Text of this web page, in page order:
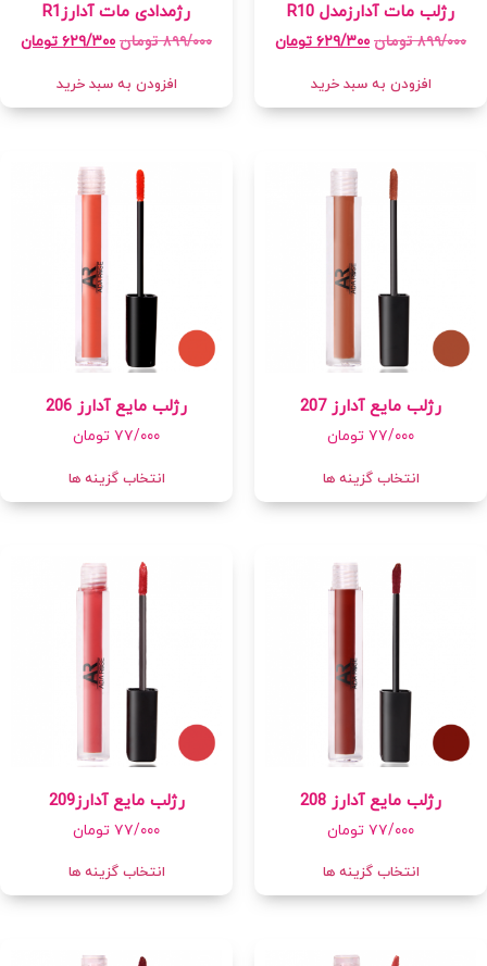
رژلب مات آدارزمدل R10
۸۹۹/۰۰۰تومان ۶۲۹/۳۰۰ تومان
افزودن به سبد خرید
رژمدادی مات آدارزR1
۸۹۹/۰۰۰تومان ۶۲۹/۳۰۰ تومان
افزودن به سبد خرید
رژلب مایع آدارز 207
۷۷/۰۰۰ تومان
انتخاب گزینه ها
رژلب مایع آدارز 206
۷۷/۰۰۰ تومان
انتخاب گزینه ها
رژلب مایع آدارز 208
۷۷/۰۰۰ تومان
انتخاب گزینه ها
رژلب مایع آدارز209
۷۷/۰۰۰ تومان
انتخاب گزینه ها